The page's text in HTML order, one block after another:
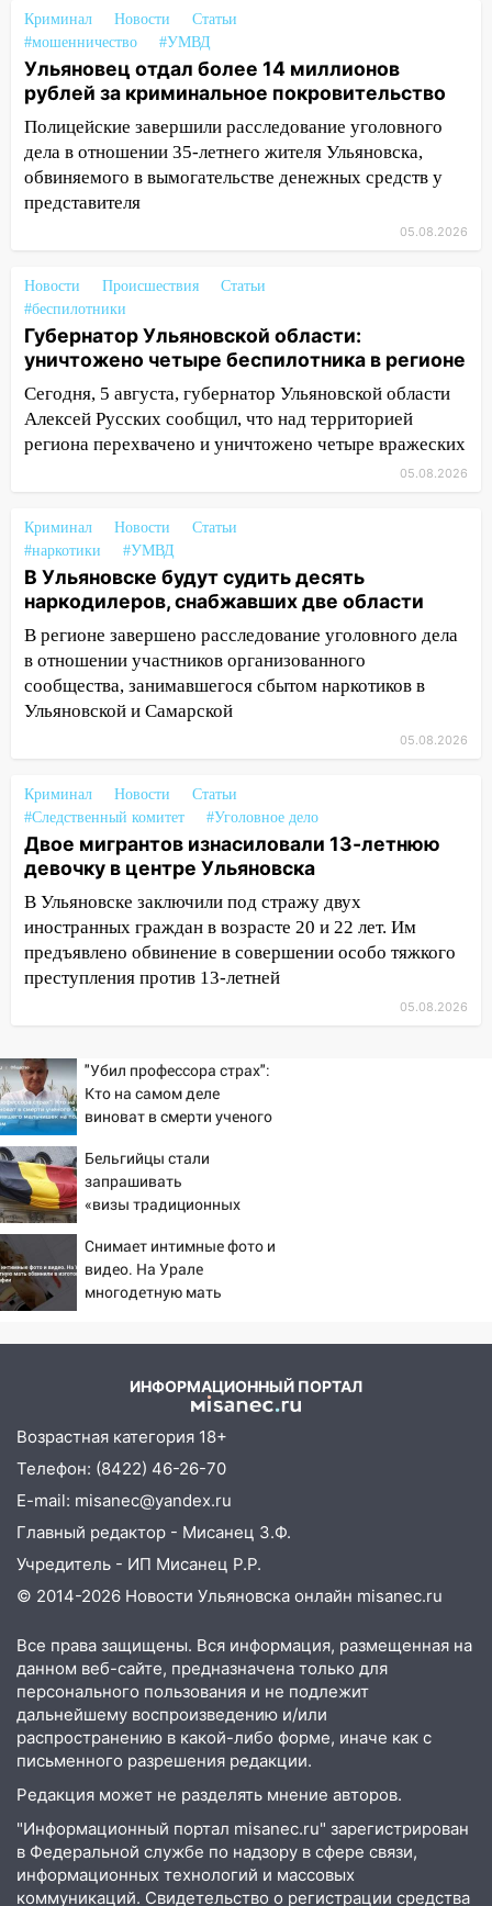
знакомым закончились для женщины
больницей
16:06
18-летняя девушка без прав
перевернулась на мопеде и попала в
больницу
15:59 Ульяновец отдал более 14
миллионов рублей за криминальное
15:32
летнего мопедиста
15:00 В Ульяновске после тройного ДТП
госпитализировали 25-летнего байкера
14:32 На Ульяновскую область
надвигается жара
Пешеход переходил по «зебре»:
Фруктовой
13:30 В Димитровграде на улице
Трудовой горело здание
13:00
Водитель без прав врезался в
припаркованный автомобиль
12:37 Переезжал «зебру» на
велосипеде и попал под колеса
11:33 В Засвияжье под колёса авто
попал мужчина
11:17 В Радищевском районе сгорели
хозяйственные постройки
11:00 В Канадее горел жилой дом
10:18 Губернатор Ульяновской области:
уничтожено четыре беспилотника в
10:00
В Ульяновске дотла сгорел
легковой автомобиль
09:39
наркодилеров, снабжавших две области
09:25
Вынесли приговор дебоширам,
избившим мужчину в трамвае
08:27
Ульяновская полиция получила
один из шести уникальных автомобилей
в России
погода в Ульяновске днем 5 августа
летнюю девочку в центре Ульяновска
06:00
мешок и попытались утопить в Волге
Астрологи назвали самый
опасный день августа: что ждет каждый
знак 5 августа
04.08.2026
23:27 Прокуратура проверяет
капремонт школы в посёлке Налейка
22:33 Прокуратура проверяет
спортивные объекты в Старой Майне
21:01
Ульяновцев приглашают сдать
кровь: День донора пройдёт 6 августа
20:17 Ульяновская область девятую
неделю подряд удерживает самые
Криминал Новости
Статьи
#мошенничество
#УМВД
Ульяновец отдал более 14 миллионов
рублей за криминальное покровительство
Полицейские завершили расследование уголовного
дела в отношении 35-летнего жителя Ульяновска,
обвиняемого в вымогательстве денежных средств у
представителя
05.08.2026
Новости Происшествия
Статьи
#беспилотники
Губернатор Ульяновской области:
уничтожено четыре беспилотника в регионе
Сегодня, 5 августа, губернатор Ульяновской области
Алексей Русских сообщил, что над территорией
региона перехвачено и уничтожено четыре вражеских
05.08.2026
Криминал Новости
Статьи
#наркотики
#УМВД
В Ульяновске будут судить десять
наркодилеров, снабжавших две области
В регионе завершено расследование уголовного дела
в отношении участников организованного
сообщества, занимавшегося сбытом наркотиков в
Ульяновской и Самарской
05.08.2026
Криминал Новости
Статьи
#Следственный комитет
#Уголовное дело
Двое мигрантов изнасиловали 13-летнюю
девочку в центре Ульяновска
В Ульяновске заключили под стражу двух
иностранных граждан в возрасте 20 и 22 лет. Им
предъявлено обвинение в совершении особо тяжкого
преступления против 13-летней
05.08.2026
"Убил профессора страх":
Кто на самом деле
виноват в смерти ученого
мальчишек на поле с
горохом
Бельгийцы стали
запрашивать
«визы традиционных
РФ
Снимает интимные фото и
видео. На Урале
многодетную мать
ИНФОРМАЦИОННЫЙ ПОРТАЛ
Возрастная категория 18+
Телефон: (8422) 46-26-70
E-mail: misanec@yandex.ru
Главный редактор - Мисанец З.Ф.
Учредитель - ИП Мисанец Р.Р.
© 2014-2026 Новости Ульяновска онлайн misanec.ru
Все права защищены. Вся информация, размещенная на
данном веб-сайте, предназначена только для
персонального пользования и не подлежит
дальнейшему воспроизведению и/или
распространению в какой-либо форме, иначе как с
письменного разрешения редакции.
Редакция может не разделять мнение авторов.
"Информационный портал misanec.ru" зарегистрирован
в Федеральной службе по надзору в сфере связи,
информационных технологий и массовых
коммуникаций. Свидетельство о регистрации средства